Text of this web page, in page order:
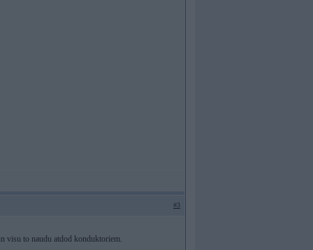
#3
visu to naudu atdod konduktoriem.